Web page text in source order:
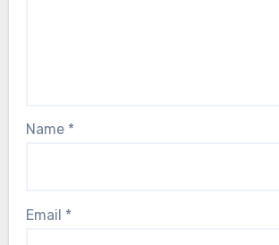
Name *
Email *